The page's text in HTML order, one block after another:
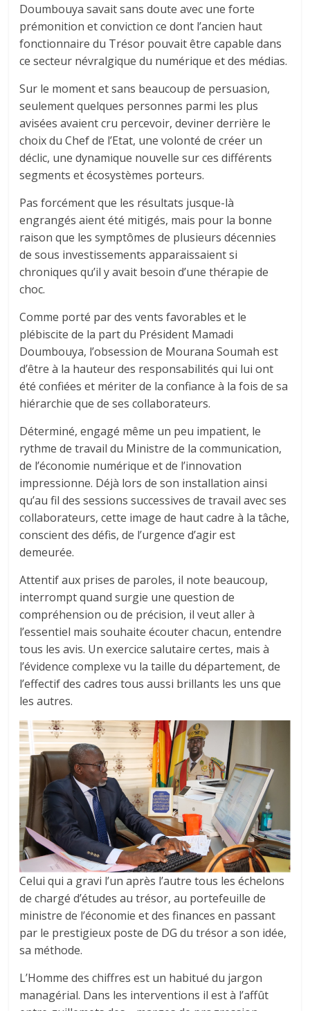
Doumbouya savait sans doute avec une forte
prémonition et conviction ce dont l’ancien haut
fonctionnaire du Trésor pouvait être capable dans
ce secteur névralgique du numérique et des médias.
Sur le moment et sans beaucoup de persuasion,
seulement quelques personnes parmi les plus
avisées avaient cru percevoir, deviner derrière le
choix du Chef de l’Etat, une volonté de créer un
déclic, une dynamique nouvelle sur ces différents
segments et écosystèmes porteurs.
Pas forcément que les résultats jusque-là
engrangés aient été mitigés, mais pour la bonne
raison que les symptômes de plusieurs décennies
de sous investissements apparaissaient si
chroniques qu’il y avait besoin d’une thérapie de
choc.
Comme porté par des vents favorables et le
plébiscite de la part du Président Mamadi
Doumbouya, l’obsession de Mourana Soumah est
d’être à la hauteur des responsabilités qui lui ont
été confiées et mériter de la confiance à la fois de sa
hiérarchie que de ses collaborateurs.
Déterminé, engagé même un peu impatient, le
rythme de travail du Ministre de la communication,
de l’économie numérique et de l’innovation
impressionne. Déjà lors de son installation ainsi
qu’au fil des sessions successives de travail avec ses
collaborateurs, cette image de haut cadre à la tâche,
conscient des défis, de l’urgence d’agir est
demeurée.
Attentif aux prises de paroles, il note beaucoup,
interrompt quand surgie une question de
compréhension ou de précision, il veut aller à
l’essentiel mais souhaite écouter chacun, entendre
tous les avis. Un exercice salutaire certes, mais à
l’évidence complexe vu la taille du département, de
l’effectif des cadres tous aussi brillants les uns que
les autres.
Celui qui a gravi l’un après l’autre tous les échelons
de chargé d’études au trésor, au portefeuille de
ministre de l’économie et des finances en passant
par le prestigieux poste de DG du trésor a son idée,
sa méthode.
L’Homme des chiffres est un habitué du jargon
managérial. Dans les interventions il est à l’affût